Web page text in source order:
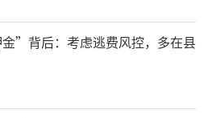
”背后：考虑逃费风控，多在县